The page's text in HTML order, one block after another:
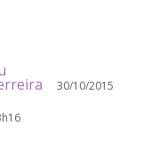
30/10/2015